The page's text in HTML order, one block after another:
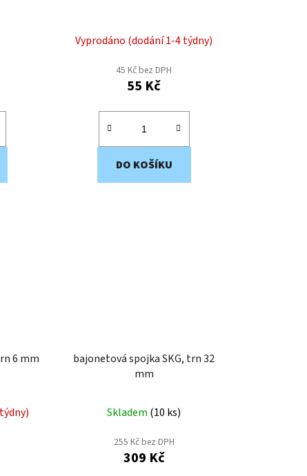
Vyprodáno (dodání 1-4 týdny)
45 Kč bez DPH
55 Kč
DO KOŠÍKU
6 mm
bajonetová spojka SKG, trn 32
mm
Skladem (10 ks)
255 Kč bez DPH
309 Kč